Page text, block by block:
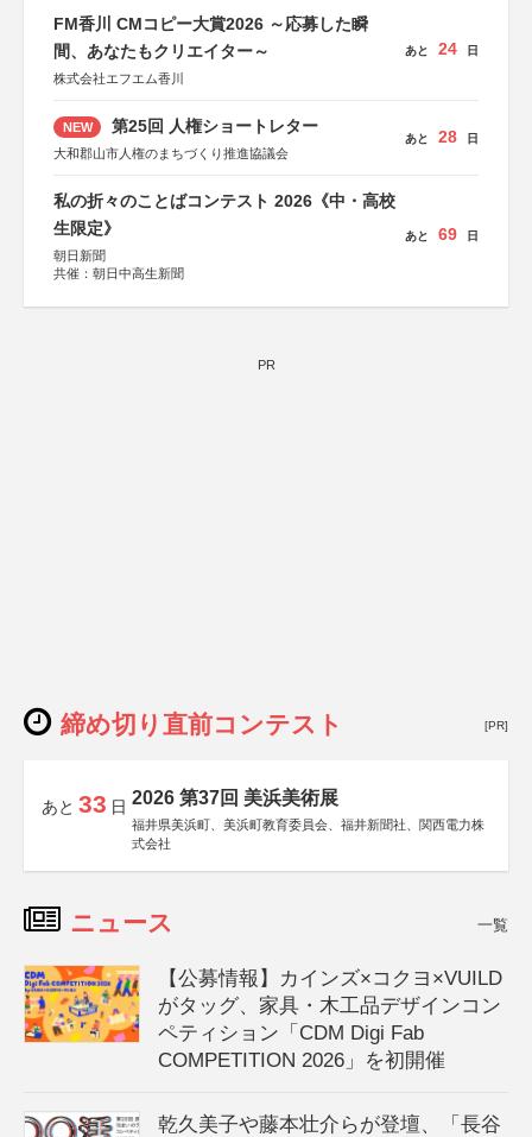
FM香川 CMコピー大賞2026 ～応募した瞬
間、あなたもクリエイター～
株式会社エフエム香川
あと 24 日
NEW 第25回 人権ショートレター
大和郡山市人権のまちづくり推進協議会
あと 28 日
私の折々のことばコンテスト 2026《中・高校
生限定》
朝日新聞
共催：朝日中高生新聞
あと 69 日
PR
締め切り直前コンテスト [PR]
あと 33 日 2026 第37回 美浜美術展
福井県美浜町、美浜町教育委員会、福井新聞社、関西電力株
式会社
ニュース 一覧
【公募情報】カインズ×コクヨ×VUILD
がタッグ、家具・木工品デザインコン
ペティション「CDM Digi Fab
COMPETITION 2026」を初開催
乾久美子や藤本壮介らが登壇、「長谷